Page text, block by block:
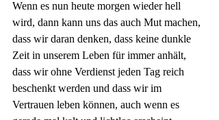
Wenn es nun heute morgen wieder hell
wird, dann kann uns das auch Mut machen,
dass wir daran denken, dass keine dunkle
Zeit in unserem Leben für immer anhält,
dass wir ohne Verdienst jeden Tag reich
beschenkt werden und dass wir im
Vertrauen leben können, auch wenn es